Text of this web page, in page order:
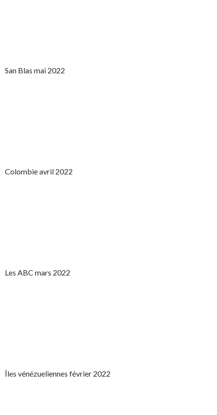
San Blas mai 2022
Colombie avril 2022
Les ABC mars 2022
Îles vénézueliennes février 2022